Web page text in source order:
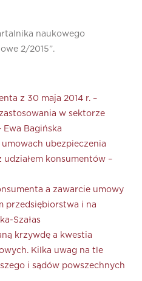
naukowego
2/2015”.
z 30 maja 2014 r. –
w sektorze
Ewa Bagińska
ubezpieczenia
udziałem konsumentów –
a zawarcie umowy
przedsiębiorstwa i na
Szałas
krzywdę a kwestia
Kilka uwag na tle
i sądów powszechnych